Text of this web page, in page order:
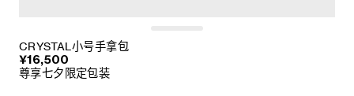
CRYSTAL小号手拿包
¥16,500
尊享七夕限定包装